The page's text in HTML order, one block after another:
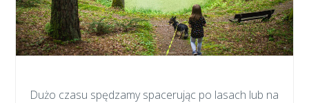
Dużo czasu spędzamy spacerując po lasach lub na